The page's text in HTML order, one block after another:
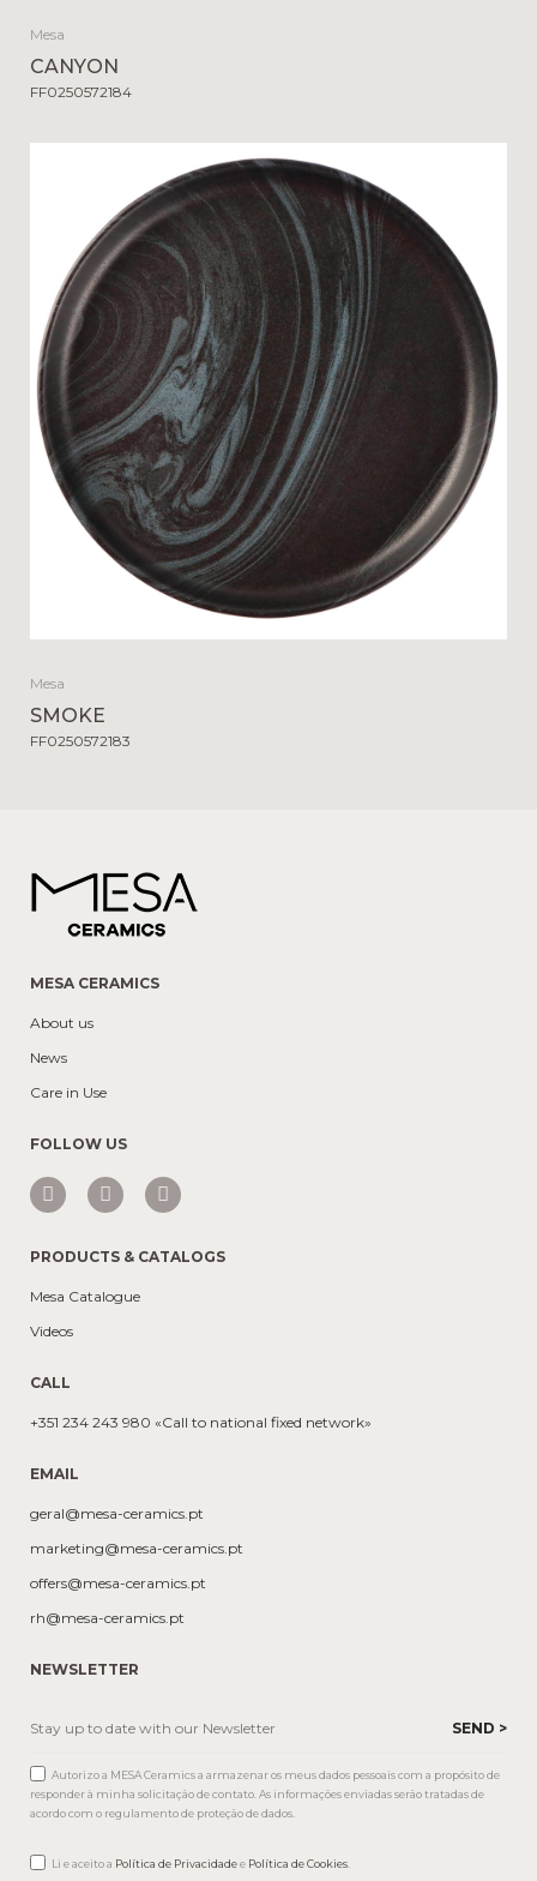
Mesa
CANYON
FF0250572184
Mesa
SMOKE
FF0250572183
MESA CERAMICS
About us
News
Care in Use
FOLLOW US
PRODUCTS & CATALOGS
Mesa Catalogue
Videos
CALL
+351 234 243 980 «Call to national fixed network»
EMAIL
geral@mesa-ceramics.pt
marketing@mesa-ceramics.pt
offers@mesa-ceramics.pt
rh@mesa-ceramics.pt
NEWSLETTER
Autorizo a MESA Ceramics a armazenar os meus dados pessoais com a propósito de
responder à minha solicitação de contato. As informações enviadas serão tratadas de
acordo com o regulamento de proteção de dados.
Li e aceito a Política de Privacidadee Política de Cookies.